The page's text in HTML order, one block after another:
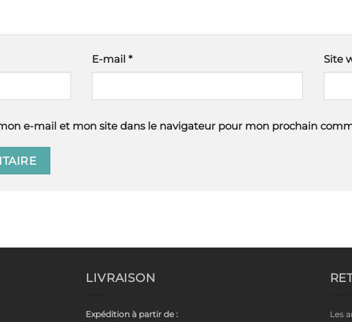
E-mail * Site
e-mail et mon site dans le navigateur pour mon prochain
LIVRAISON
Expédition à partir de :
Les